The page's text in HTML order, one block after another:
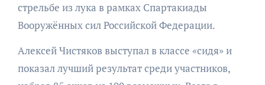
стрельбе из лука в рамках Спартакиады
Вооружённых сил Российской Федерации.
Алексей Чистяков выступал в классе «сидя» и
показал лучший результат среди участников,